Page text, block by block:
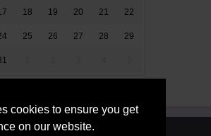
cookies to ensure you get
on our website.
18 19 20 21 22
25 26 27 28 29